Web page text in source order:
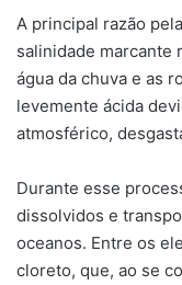
A principal razão
salinidade marcante
água da chuva e as
levemente ácida
atmosférico,
Durante esse
dissolvidos e
oceanos. Entre os
cloreto, que, ao se